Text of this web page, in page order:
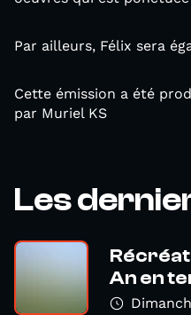
Par ailleurs, Félix sera
Cette émission a été
par Muriel KS
Les
An en